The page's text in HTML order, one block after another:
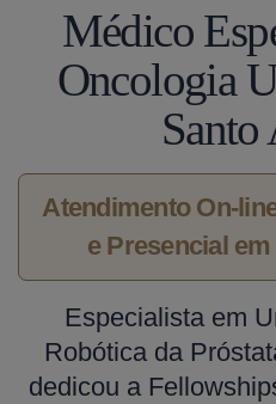
Médico
Oncologia
Santo
Atendimento On-
e Presencial
Especialista em
Robótica da
dedicou a